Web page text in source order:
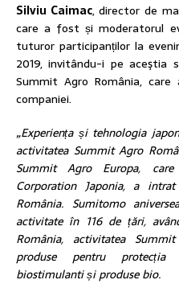
Silviu Caimac, director de
care a fost și moderatorul
tuturor participanților la
2019, invitându-i pe aceştia
Summit Agro România,
companiei.
„Experiența și tehnologia
activitatea Summit Agro
Summit Agro Europa,
Corporation Japonia, a
România. Sumitomo
activitate în 116 de țări,
România, activitatea
produse pentru
biostimulanti și produse bio.